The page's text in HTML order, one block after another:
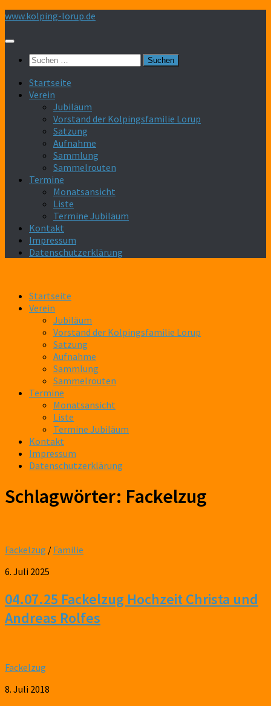
Zum
springen
www.kolping-lorup.de
Suchen
Startseite
Verein
Jubiläum
Vorstand der Kolpingsfamilie Lorup
Satzung
Aufnahme
Sammlung
Sammelrouten
Termine
Monatsansicht
Liste
Termine Jubiläum
Kontakt
Impressum
Datenschutzerklärung
Startseite
Verein
Jubiläum
Vorstand der Kolpingsfamilie Lorup
Satzung
Aufnahme
Sammlung
Sammelrouten
Termine
Monatsansicht
Liste
Termine Jubiläum
Kontakt
Impressum
Datenschutzerklärung
Schlagwörter: Fackelzug
Fackelzug / Familie
6. Juli 2025
04.07.25 Fackelzug Hochzeit Christa und
Andreas Rolfes
Fackelzug
8. Juli 2018